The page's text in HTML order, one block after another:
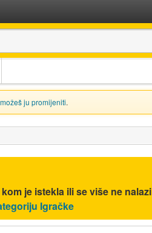
možeš ju promijeniti.
kom je istekla ili se više ne nalazi
Igračke